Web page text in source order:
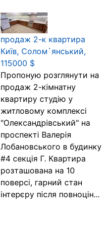
продаж 2-к квартира
Київ, Солом`янський,
115000 $
Пропоную розглянути на
продаж 2-кімнатну
квартиру студію у
житловому комплексі
"Олександрівський" на
проспекті Валерія
Лобановського в будинку
#4 секція Г. Квартира
розташована на 10
поверсі, гарний стан
інтерєру після повноцін...